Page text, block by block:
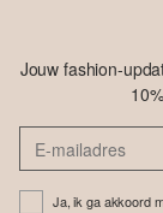
Jouw fashion-
Ja, ik ga akkoord